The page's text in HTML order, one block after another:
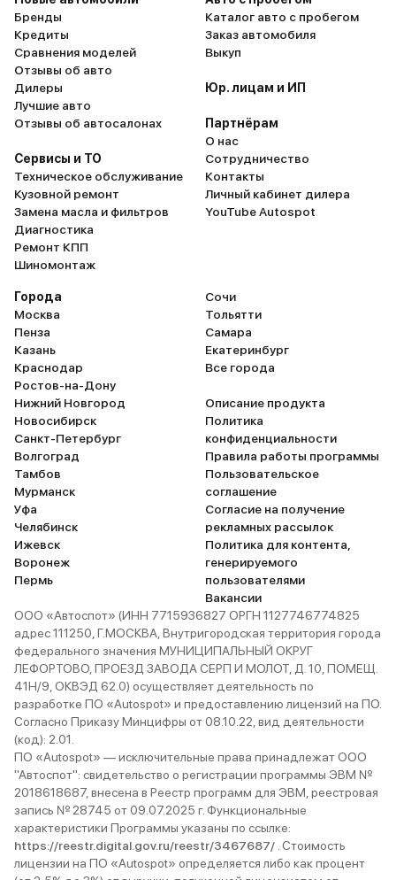
Бренды
Кредиты
Сравнения моделей
Отзывы об авто
Дилеры
Лучшие авто
Отзывы об автосалонах
Сервисы и ТО
Техническое обслуживание
Кузовной ремонт
Замена масла и фильтров
Диагностика
Ремонт КПП
Шиномонтаж
Каталог авто с пробегом
Заказ автомобиля
Выкуп
Юр. лицам и ИП
Партнёрам
О нас
Сотрудничество
Контакты
Личный кабинет дилера
YouTube Autospot
Города
Москва
Пенза
Казань
Краснодар
Ростов-на-Дону
Нижний Новгород
Новосибирск
Санкт-Петербург
Волгоград
Тамбов
Мурманск
Уфа
Челябинск
Ижевск
Воронеж
Пермь
Сочи
Тольятти
Самара
Екатеринбург
Все города
Описание продукта
Политика
конфиденциальности
Правила работы программы
Пользовательское
соглашение
Согласие на получение
рекламных рассылок
Политика для контента,
генерируемого
пользователями
Вакансии
ООО «Автоспот» (ИНН 7715936827 ОРГН 1127746774825
адрес 111250, Г.МОСКВА, Внутригородская территория города
федерального значения МУНИЦИПАЛЬНЫЙ ОКРУГ
ЛЕФОРТОВО, ПРОЕЗД ЗАВОДА СЕРП И МОЛОТ, Д. 10, ПОМЕЩ.
41Н/9, ОКВЭД 62.0) осуществляет деятельность по
разработке ПО «Autospot» и предоставлению лицензий на ПО.
Согласно Приказу Минцифры от 08.10.22, вид деятельности
(код): 2.01.
ПО «Autospot» — исключительные права принадлежат ООО
"Автоспот": свидетельство о регистрации программы ЭВМ №
2018618687, внесена в Реестр программ для ЭВМ, реестровая
запись № 28745 от 09.07.2025 г. Функциональные
характеристики Программы указаны по ссылке:
https://reestr.digital.gov.ru/reestr/3467687/ . Стоимость
лицензии на ПО «Autospot» определяется либо как процент